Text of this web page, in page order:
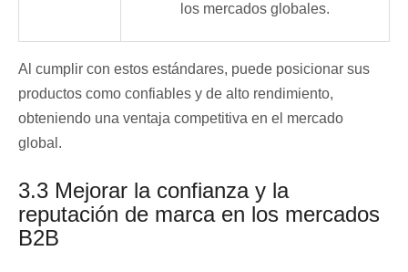
los mercados globales.
Al cumplir con estos estándares, puede posicionar sus
productos como confiables y de alto rendimiento,
obteniendo una ventaja competitiva en el mercado
global.
3.3 Mejorar la confianza y la
reputación de marca en los mercados
B2B